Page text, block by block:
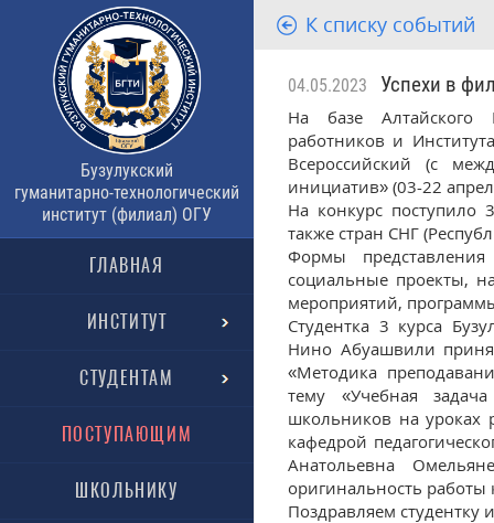
Бузулукский
гуманитарно-технологический
институт (филиал) ОГУ
ГЛАВНАЯ
ИНСТИТУТ
СТУДЕНТАМ
ПОСТУПАЮЩИМ
ШКОЛЬНИКУ
К списку событий
04.05.2023 Успехи в
На базе Алтайского
работников и
Всероссийский (с
инициатив» (03-22
На конкурс поступило
также стран СНГ
Формы
социальные проекты,
мероприятий,
Студентка 3 курса
Нино Абуашвили
«Методика
тему «Учебная
школьников на уроках
кафедрой
Анатольевна
оригинальность работы
Поздравляем студентку